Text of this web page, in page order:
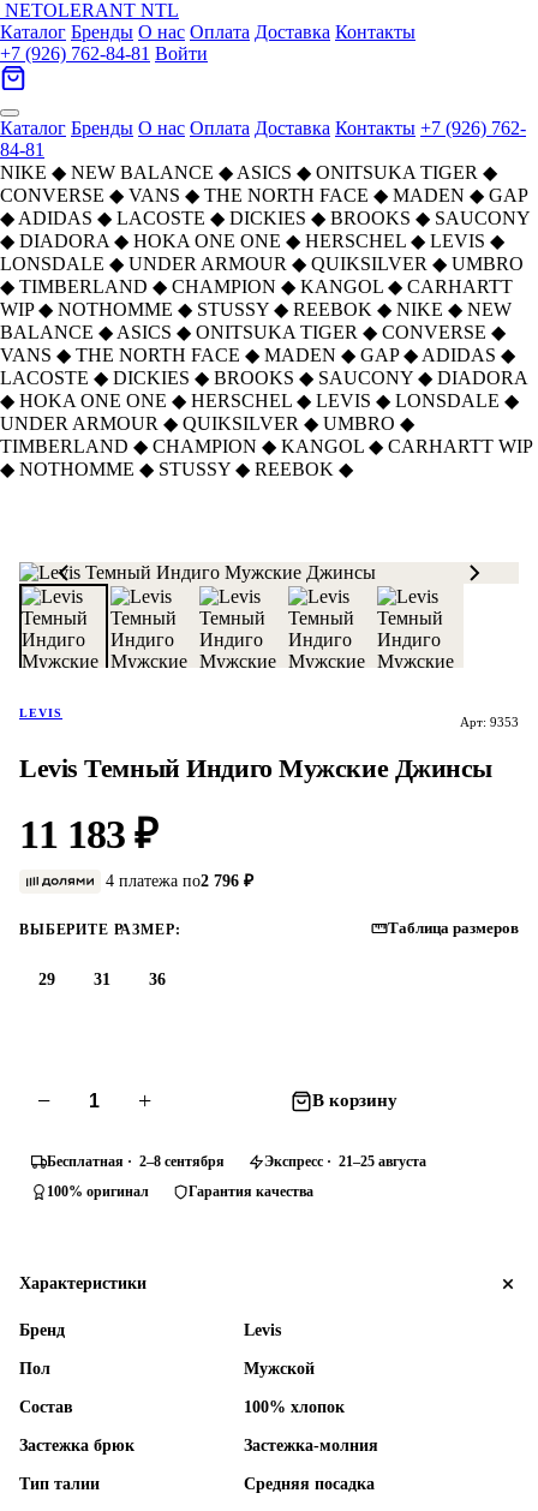
NETOLERANT NTL
Каталог Бренды О нас Оплата Доставка Контакты
+7 (926) 762-84-81 Войти
Каталог Бренды О нас Оплата Доставка Контакты +7 (926) 762-
84-81
NIKE ◆ NEW BALANCE ◆ ASICS ◆ ONITSUKA TIGER ◆
CONVERSE ◆ VANS ◆ THE NORTH FACE ◆ MADEN ◆ GAP
◆ ADIDAS ◆ LACOSTE ◆ DICKIES ◆ BROOKS ◆ SAUCONY
◆ DIADORA ◆ HOKA ONE ONE ◆ HERSCHEL ◆ LEVIS ◆
LONSDALE ◆ UNDER ARMOUR ◆ QUIKSILVER ◆ UMBRO
◆ TIMBERLAND ◆ CHAMPION ◆ KANGOL ◆ CARHARTT
WIP ◆ NOTHOMME ◆ STUSSY ◆ REEBOK ◆ NIKE ◆ NEW
BALANCE ◆ ASICS ◆ ONITSUKA TIGER ◆ CONVERSE ◆
VANS ◆ THE NORTH FACE ◆ MADEN ◆ GAP ◆ ADIDAS ◆
LACOSTE ◆ DICKIES ◆ BROOKS ◆ SAUCONY ◆ DIADORA
◆ HOKA ONE ONE ◆ HERSCHEL ◆ LEVIS ◆ LONSDALE ◆
UNDER ARMOUR ◆ QUIKSILVER ◆ UMBRO ◆
TIMBERLAND ◆ CHAMPION ◆ KANGOL ◆ CARHARTT WIP
◆ NOTHOMME ◆ STUSSY ◆ REEBOK ◆
LEVIS
Арт: 9353
Levis Темный Индиго Мужские Джинсы
11 183 ₽
4 платежа по2 796 ₽
ВЫБЕРИТЕ РАЗМЕР: Таблица размеров
29 31 36
− + В корзину
Бесплатная · 2–8 сентября
Экспресс · 21–25 августа
100% оригинал
Гарантия качества
Характеристики
Бренд Levis
Пол Мужской
Состав 100% хлопок
Застежка брюк Застежка-молния
Тип талии Средняя посадка